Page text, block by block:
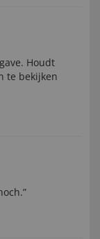
Houdt
te bekijken